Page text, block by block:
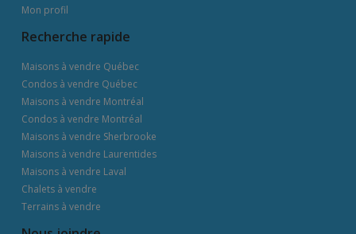
Mon profil
Recherche rapide
Maisons à vendre Québec
Condos à vendre Québec
Maisons à vendre Montréal
Condos à vendre Montréal
Maisons à vendre Sherbrooke
Maisons à vendre Laurentides
Maisons à vendre Laval
Chalets à vendre
Terrains à vendre